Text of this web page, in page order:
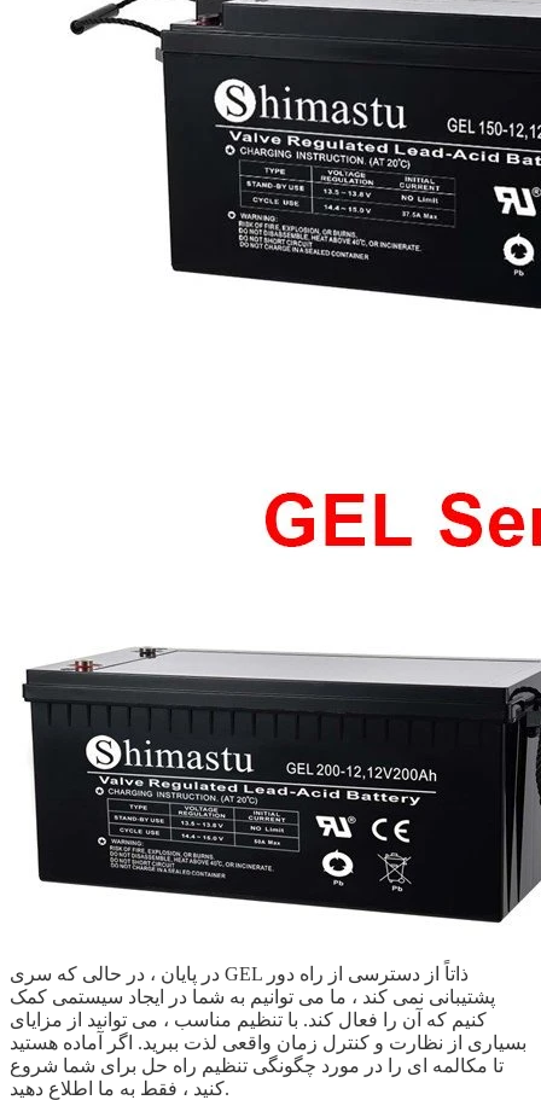
در پایان ، در حالی که سری GEL ذاتاً از دسترسی از راه دور
پشتیبانی نمی کند ، ما می توانیم به شما در ایجاد سیستمی کمک
کنیم که آن را فعال کند. با تنظیم مناسب ، می توانید از مزایای
بسیاری از نظارت و کنترل زمان واقعی لذت ببرید. اگر آماده هستید
تا مکالمه ای را در مورد چگونگی تنظیم راه حل برای شما شروع
کنید ، فقط به ما اطلاع دهید.